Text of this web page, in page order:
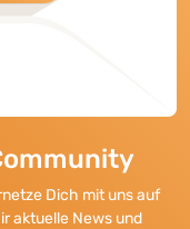
Dich mit uns auf
aktuelle News und